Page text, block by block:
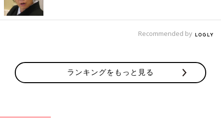
Recommended by
ランキングをもっと見る